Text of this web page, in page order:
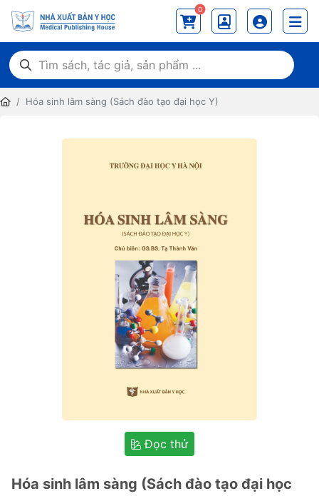
0
Hóa sinh lâm sàng (Sách đào tạo đại học Y)
Đọc thử
Hóa sinh lâm sàng (Sách đào tạo đại học